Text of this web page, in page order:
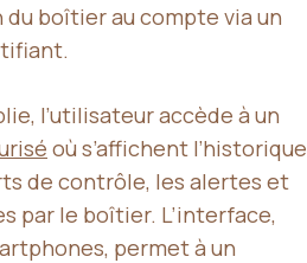
du boîtier au compte via un
l’utilisateur accède à un
où s’affichent l’historique
de contrôle, les alertes et
par le boîtier. L’interface,
permet à un